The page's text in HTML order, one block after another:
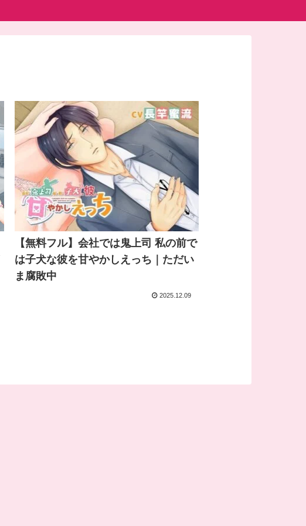
【無料フル】会社では鬼上司 私の前で
は子犬な彼を甘やかしえっち｜ただい
ま腐敗中
2025.12.09